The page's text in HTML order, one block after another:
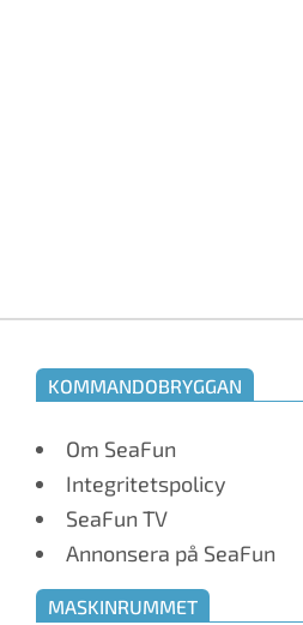
KOMMANDOBRYGGAN
Om SeaFun
Integritetspolicy
SeaFun TV
Annonsera på SeaFun
MASKINRUMMET